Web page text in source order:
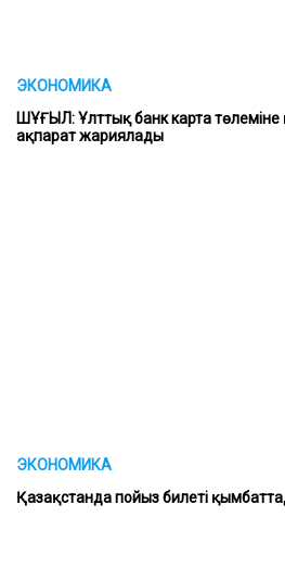
ЭКОНОМИКА
ШҰҒЫЛ: Ұлттық банк карта
ақпарат жариялады
ЭКОНОМИКА
Қазақстанда пойыз билеті